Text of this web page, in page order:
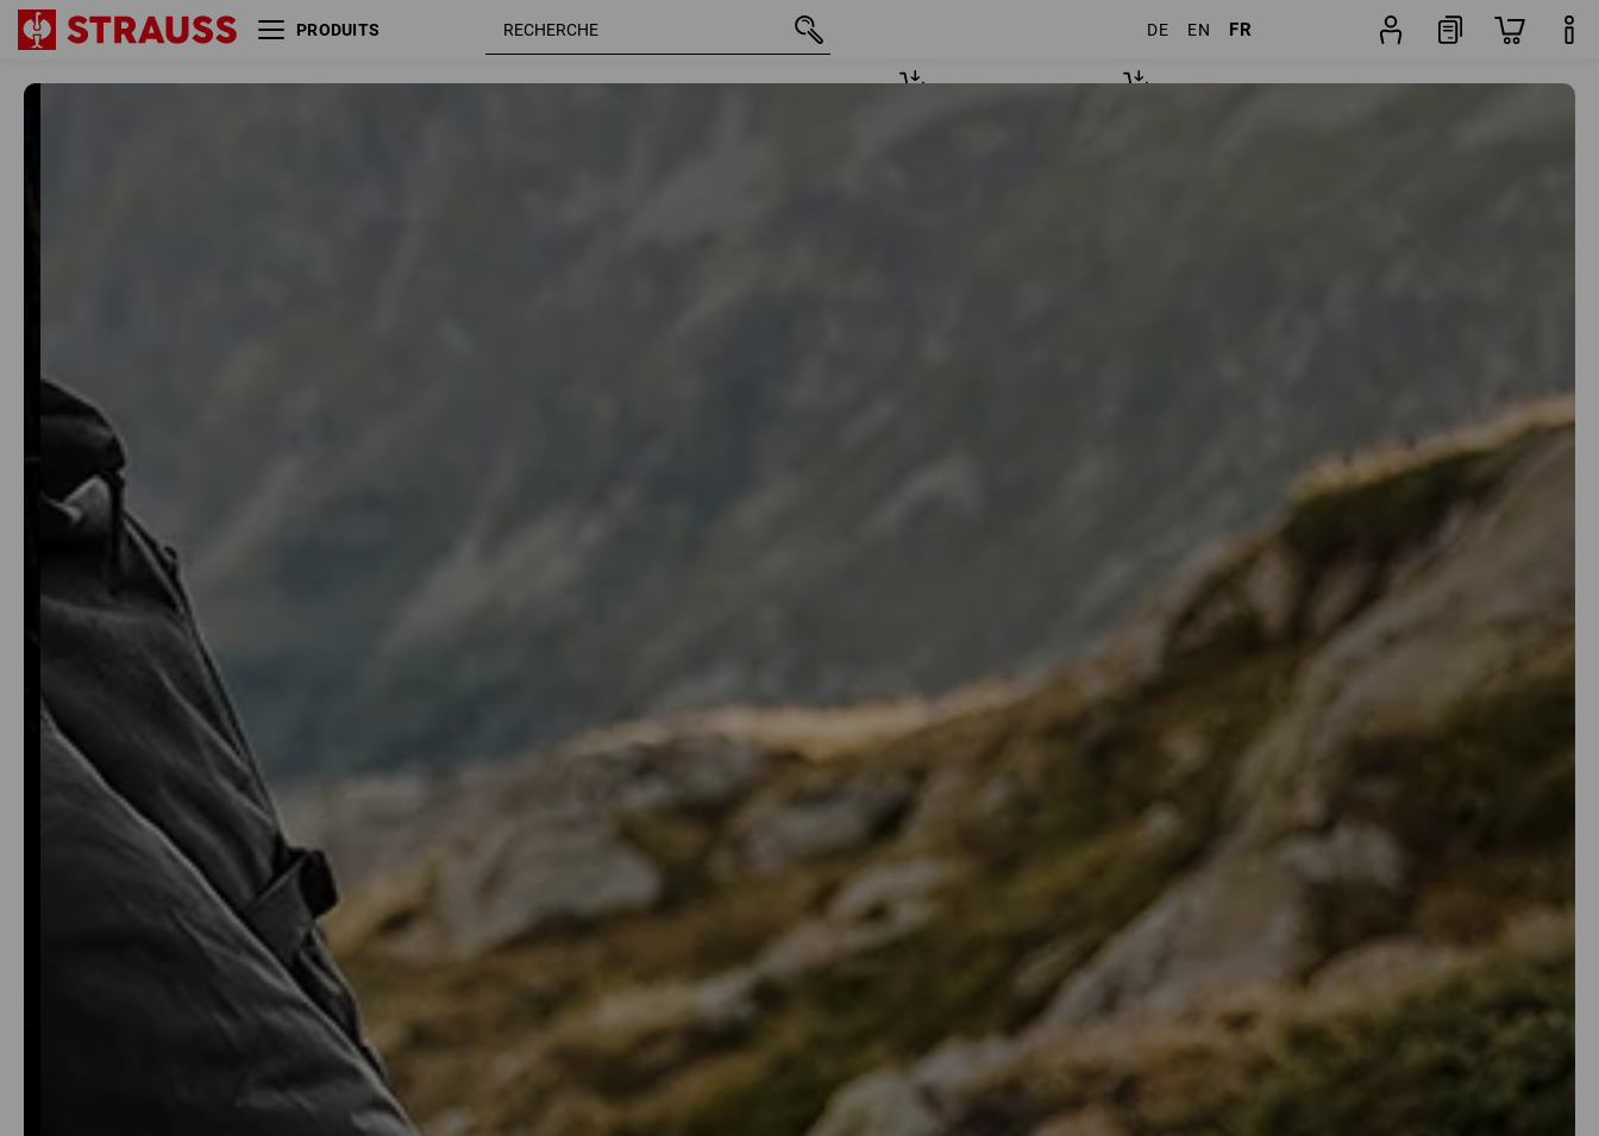
PRODUITS DE EN FR
TRAVAIL
ET POUR
L'AVENTURE
Être à l'extérieur, être actif et profiter d'une totale liberté de
mouvement : Ces équipements de trail polyvalents et sportifs
repoussent les limites entre travail et aventure !